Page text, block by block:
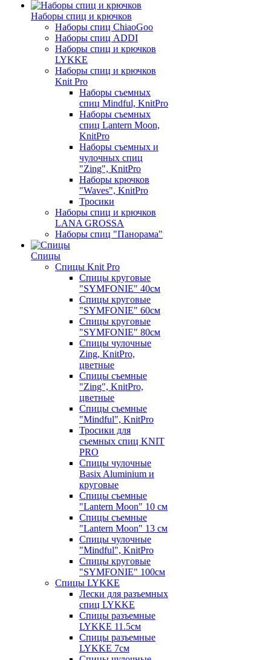
Наборы спиц и крючков
Наборы спиц ChiaoGoo
Наборы спиц ADDI
Наборы спиц и крючков
LYKKE
Наборы спиц и крючков
Knit Pro
Наборы съемных
спиц Mindful, KnitPro
Наборы съемных
спиц Lantern Moon,
KnitPro
Наборы съемных и
чулочных спиц
"Zing", KnitPro
Наборы крючков
"Waves", KnitPro
Тросики
Наборы спиц и крючков
LANA GROSSA
Наборы спиц "Панорама"
Спицы
Спицы Knit Pro
Спицы круговые
"SYMFONIE" 40см
Спицы круговые
"SYMFONIE" 60см
Спицы круговые
"SYMFONIE" 80см
Спицы чулочные
Zing, KnitPro,
цветные
Спицы съемные
"Zing", KnitPro,
цветные
Спицы съемные
"Mindful", KnitPro
Тросики для
съемных спиц KNIT
PRO
Спицы чулочные
Basix Aluminium и
круговые
Спицы съемные
"Lantern Moon" 10 см
Спицы съемные
"Lantern Moon" 13 см
Спицы чулочные
"Mindful", KnitPro
Спицы круговые
"SYMFONIE" 100см
Спицы LYKKE
Лески для разъемных
спиц LYKKE
Спицы разъемные
LYKKE 11.5см
Спицы разъемные
LYKKE 7см